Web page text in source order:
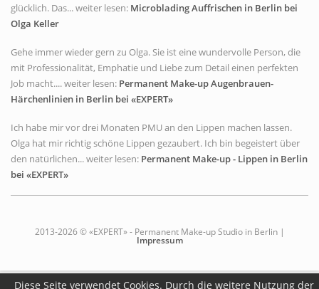
Diese Seite verwendet Cookies. Durch die weitere Nutzung der
glücklich. Das... weiter lesen: Microblading Auffrischen in Berlin bei
Olga Keller
Gehe immer wieder gern zu Olga. Sie ist eine wundervolle Person, die
mit Professionalität, Emphatie und Liebe zum Detail einen perfekten
Job macht.... weiter lesen: Permanent Make-up Augenbrauen-
Härchenlinien in Berlin bei «EXPERT»
Ich habe mir vor drei Monaten PMU an den Lippen machen lassen.
Olga hat mir richtig schöne Lippen gezaubert. Ich bin begeistert über
den natürlichen... weiter lesen: Permanent Make-up - Lippen in Berlin
bei «EXPERT»
2013-2026 © «EXPERT» - Permanent Make-up Studio in Berlin |
Impressum